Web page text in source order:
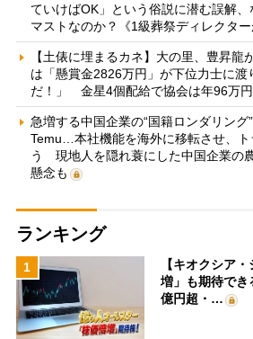
ていけばOK」という俗説に潜む誤解
マストなのか？《1級葬祭ディレクター
【土俵に埋まるカネ】大の里、豊昇龍
は「懸賞金2826万円」が下位力士に渡
だ！」 金星4個配給で協会は年96万
急増する中国企業の“国籍ロンダリング
Temu…本社機能を海外に移転させ、ト
う 現地人を隠れ蓑にした中国企業の
懸念も
ランキング
1
【キオクシア
増」も期待でき
億円超・…